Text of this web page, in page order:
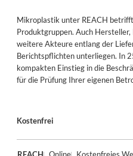
Mikroplastik unter REACH
Produktgruppen. Auch
weitere Akteure entlang der
Berichtspflichten unterliegen. In
kompakten Einstieg in die
für die Prüfung Ihrer eigenen
Kostenfrei